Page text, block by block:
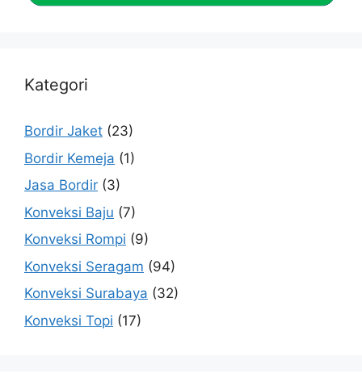
Kategori
Bordir Jaket (23)
Bordir Kemeja (1)
Jasa Bordir (3)
Konveksi Baju (7)
Konveksi Rompi (9)
Konveksi Seragam (94)
Konveksi Surabaya (32)
Konveksi Topi (17)